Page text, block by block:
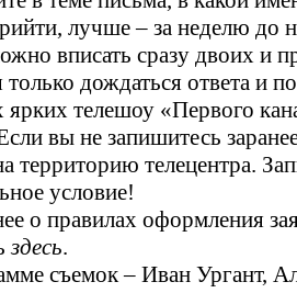
лучше – за неделю до
вписать сразу двоих и
только дождаться ответа и
ярких телешоу «Первого
вы не запишитесь
территорию телецентра.
условие!
о правилах оформления
здесь.
съемок – Иван Ургант,